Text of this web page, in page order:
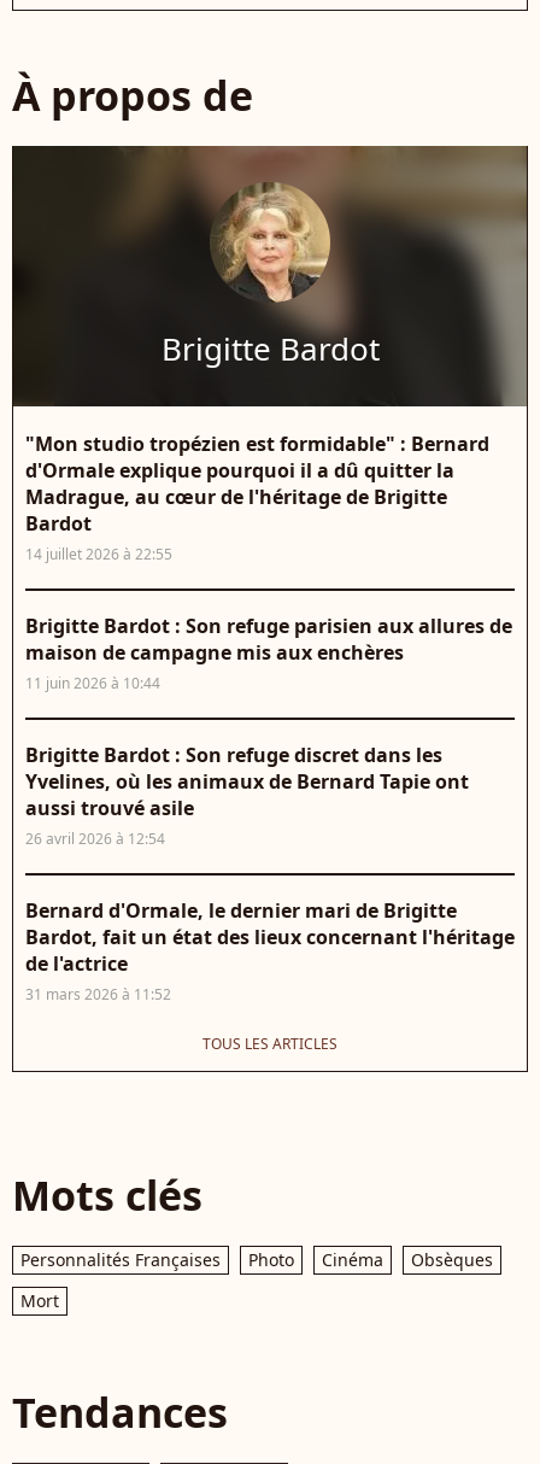
À propos de
Brigitte Bardot
"Mon studio tropézien est formidable" : Bernard
d'Ormale explique pourquoi il a dû quitter la
Madrague, au cœur de l'héritage de Brigitte
Bardot
14 juillet 2026 à 22:55
Brigitte Bardot : Son refuge parisien aux allures de
maison de campagne mis aux enchères
11 juin 2026 à 10:44
Brigitte Bardot : Son refuge discret dans les
Yvelines, où les animaux de Bernard Tapie ont
aussi trouvé asile
26 avril 2026 à 12:54
Bernard d'Ormale, le dernier mari de Brigitte
Bardot, fait un état des lieux concernant l'héritage
de l'actrice
31 mars 2026 à 11:52
TOUS LES ARTICLES
Mots clés
Personnalités Françaises Photo Cinéma
Obsèques
Mort
Tendances